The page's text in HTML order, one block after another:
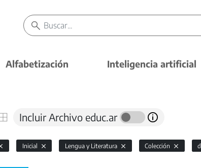
Alfabetización Inteligencia artificial
Incluir Archivo educ.ar
Inicial Lengua y Literatura Colección